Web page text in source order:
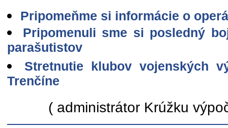
Pripomeňme si informácie o
Pripomenuli sme si posledný
parašutistov
Stretnutie klubov vojenských
Trenčíne
( administrátor Krúžku